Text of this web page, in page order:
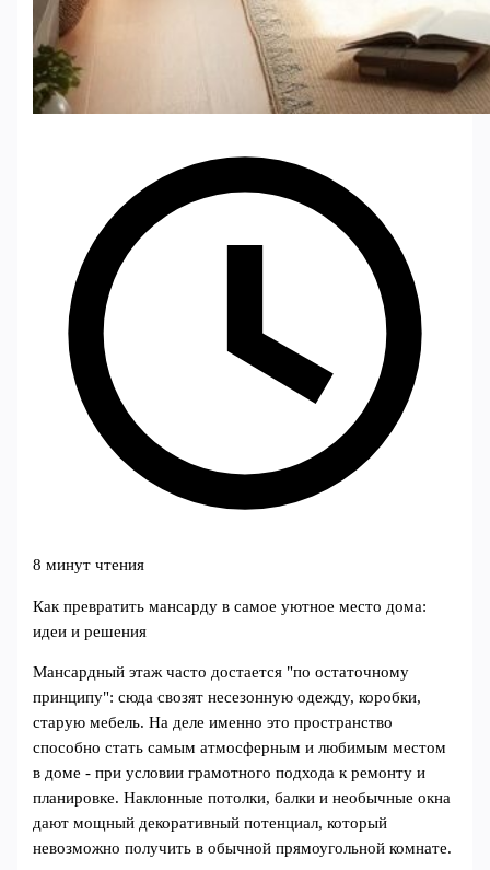
8 минут чтения
Как превратить мансарду в самое уютное место дома:
идеи и решения
Мансардный этаж часто достается "по остаточному
принципу": сюда свозят несезонную одежду, коробки,
старую мебель. На деле именно это пространство
способно стать самым атмосферным и любимым местом
в доме - при условии грамотного подхода к ремонту и
планировке. Наклонные потолки, балки и необычные окна
дают мощный декоративный потенциал, который
невозможно получить в обычной прямоугольной комнате.